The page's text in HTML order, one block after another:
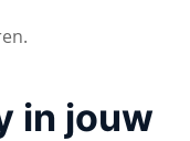
in jouw